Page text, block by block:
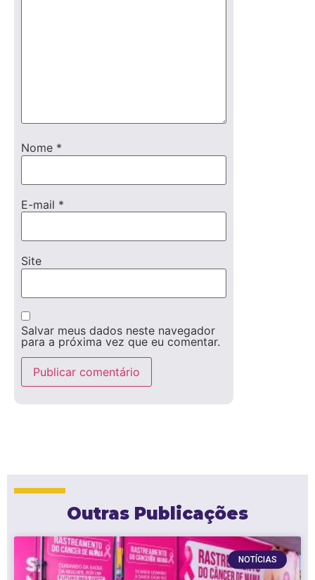
Nome *
E-mail *
Site
Salvar meus dados neste navegador
para a próxima vez que eu comentar.
Outras Publicações
NOTÍCIAS